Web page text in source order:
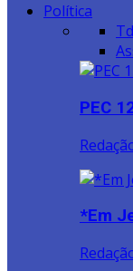
Política
PEC
*Em